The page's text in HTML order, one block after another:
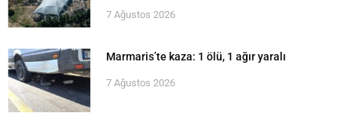
7 Ağustos 2026
Marmaris’te kaza: 1 ölü, 1 ağır yaralı
7 Ağustos 2026